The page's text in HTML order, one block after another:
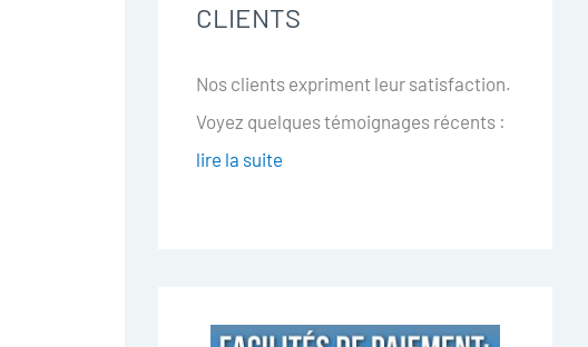
CLIENTS
Nos clients expriment leur satisfaction.
Voyez quelques témoignages récents :
lire la suite